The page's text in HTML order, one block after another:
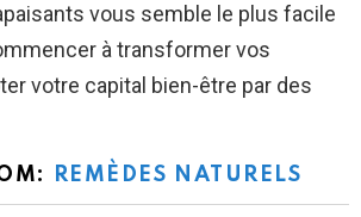
vous semble le plus facile
à transformer vos
votre capital bien-être par des
REMÈDES NATURELS